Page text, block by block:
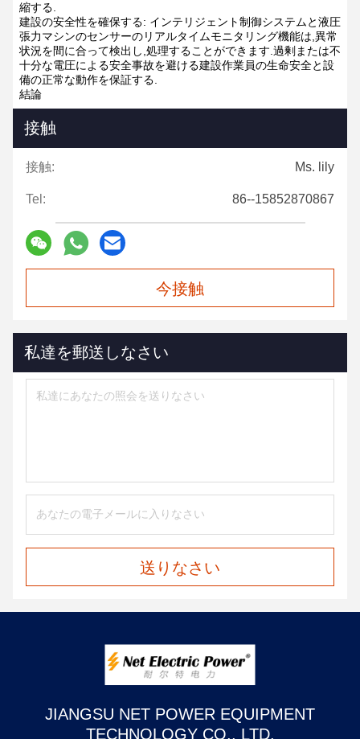
縮する.
建設の安全性を確保する: インテリジェント制御システムと液圧
張力マシンのセンサーのリアルタイムモニタリング機能は,異常
状況を間に合って検出し,処理することができます.過剰または不
十分な電圧による安全事故を避ける建設作業員の生命安全と設
備の正常な動作を保証する.
結論
接触
接触: Ms. lily
Tel: 86--15852870867
今接触
私達を郵送しなさい
送りなさい
JIANGSU NET POWER EQUIPMENT
TECHNOLOGY CO., LTD.